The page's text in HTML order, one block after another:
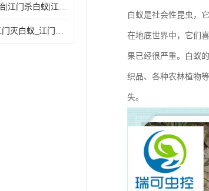
江门白蚁防治|江门杀白蚁|江门杀虫灭鼠|江门灭白蚁|
江门灭鼠_江门灭白蚁_江门灭蟑螂
白蚁是社会性昆虫，
在地底世界中，它们
果已经很严重。白蚁
织品、各种农林植物
失。